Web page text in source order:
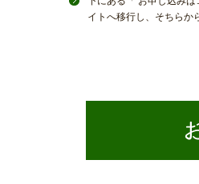
イトへ移行し、そちらか